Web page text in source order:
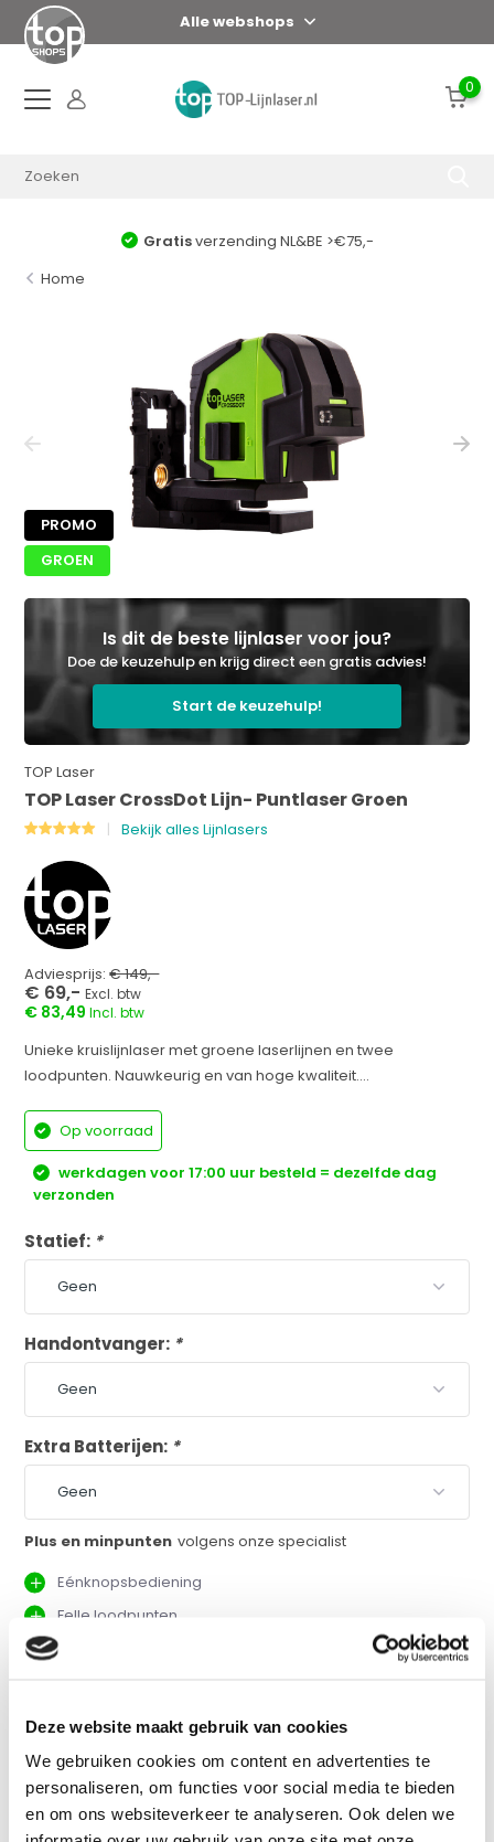
Deze website maakt gebruik van cookies
We gebruiken cookies om content en advertenties te
personaliseren, om functies voor social media te bieden
en om ons websiteverkeer te analyseren. Ook delen we
Alle webshops
0
Gratisverzending NL&BE >€75,-
Home
GROEN
PROMO
Is dit de beste lijnlaser voor jou?
Doe de keuzehulp en krijg direct een gratis advies!
Start de keuzehulp!
TOP Laser
TOP Laser CrossDot Lijn- Puntlaser Groen
Bekijk alles Lijnlasers
Adviesprijs:€ 149,-
€ 69,-Excl. btw
€ 83,49Incl. btw
Unieke kruislijnlaser met groene laserlijnen en twee
loodpunten. Nauwkeurig en van hoge kwaliteit....
Op voorraad
werkdagen voor 17:00 uur besteld = dezelfde dag
verzonden
Statief: *
Handontvanger: *
Extra Batterijen: *
Plus en minpunten volgens onze specialist
Eénknopsbediening
Felle loodpunten
Betrouwbaar model
Vergelijk
Productomschrijving